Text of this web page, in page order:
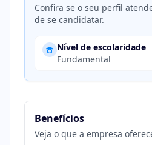
Confira se o seu perfil
de se candidatar.
Nível de escolaridade
Fundamental
Benefícios
Veja o que a empresa